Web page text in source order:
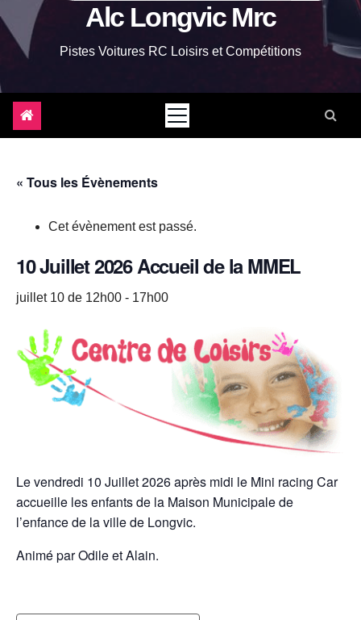
Alc Longvic Mrc
Pistes Voitures RC Loisirs et Compétitions
« Tous les Évènements
Cet évènement est passé.
10 Juillet 2026 Accueil de la MMEL
juillet 10 de 12h00 - 17h00
Le vendredi 10 Juillet 2026 après midi le Mini racing Car
accueille les enfants de la Maison Municipale de
l’enfance de la ville de Longvic.
Animé par Odile et Alain.